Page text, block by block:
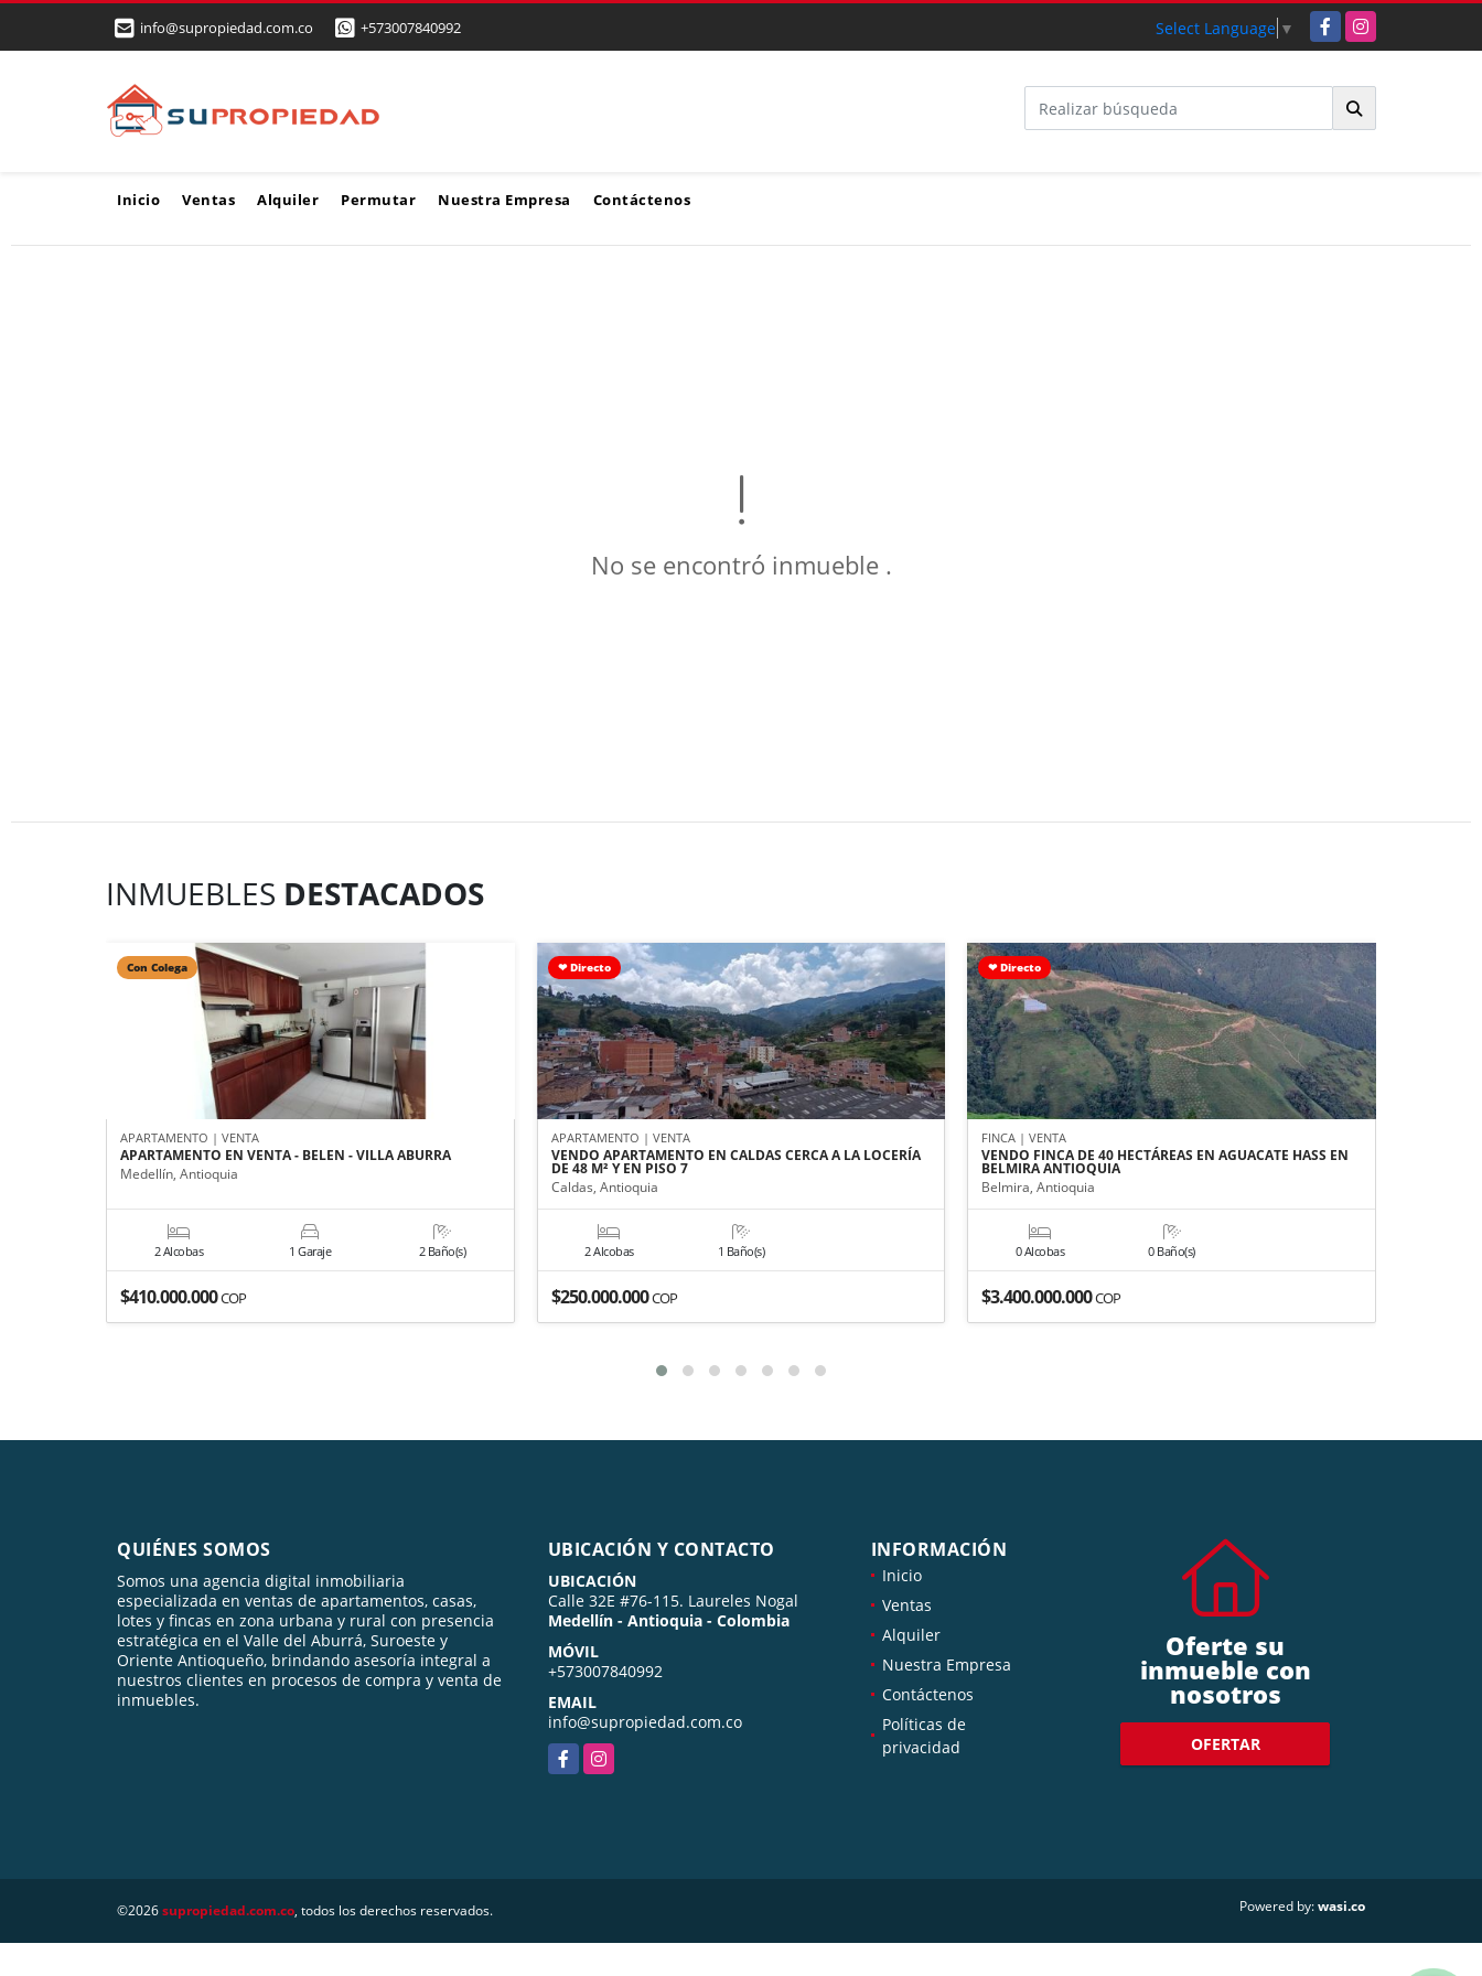
info@supropiedad.com.co +573007840992 Select Language ▼ FacebookInstagram
Inicio Ventas Alquiler Permutar Nuestra Empresa Contáctenos
No se encontró inmueble .
INMUEBLES DESTACADOS
Con Colega
APARTAMENTO | VENTA
APARTAMENTO EN VENTA - BELEN - VILLA ABURRA
Medellín, Antioquia
2 Alcobas 1 Garaje 2 Baño(s)
$410.000.000COP
❤ Directo
APARTAMENTO | VENTA
VENDO APARTAMENTO EN CALDAS CERCA A LA LOCERÍA
DE 48 M² Y EN PISO 7
Caldas, Antioquia
2 Alcobas 1 Baño(s)
$250.000.000COP
❤ Directo
FINCA | VENTA
VENDO FINCA DE 40 HECTÁREAS EN AGUACATE HASS EN
BELMIRA ANTIOQUIA
Belmira, Antioquia
0 Alcobas 0 Baño(s)
$3.400.000.000COP
QUIÉNES SOMOS
Somos una agencia digital inmobiliaria
especializada en ventas de apartamentos, casas,
lotes y fincas en zona urbana y rural con presencia
estratégica en el Valle del Aburrá, Suroeste y
Oriente Antioqueño, brindando asesoría integral a
nuestros clientes en procesos de compra y venta de
inmuebles.
UBICACIÓN Y CONTACTO
UBICACIÓN
Calle 32E #76-115. Laureles Nogal
Medellín - Antioquia - Colombia
MÓVIL
+573007840992
EMAIL
info@supropiedad.com.co
FacebookInstagram
INFORMACIÓN
Inicio
Ventas
Alquiler
Nuestra Empresa
Contáctenos
Políticas de
privacidad
Oferte su
inmueble con
nosotros
OFERTAR
©2026supropiedad.com.co, todos los derechos reservados. Powered by:wasi.co